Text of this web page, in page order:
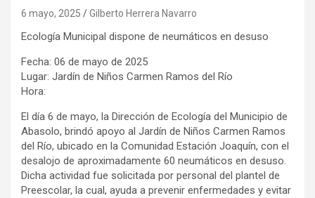
6 mayo, 2025 Gilberto Herrera Navarro
Ecología Municipal dispone de neumáticos en desuso
Fecha: 06 de mayo de 2025
Lugar: Jardín de Niños Carmen Ramos del Río
Hora:
El día 6 de mayo, la Dirección de Ecología del Municipio de
Abasolo, brindó apoyo al Jardín de Niños Carmen Ramos
del Río, ubicado en la Comunidad Estación Joaquín, con el
desalojo de aproximadamente 60 neumáticos en desuso.
Dicha actividad fue solicitada por personal del plantel de
Preescolar, la cual, ayuda a prevenir enfermedades y evitar